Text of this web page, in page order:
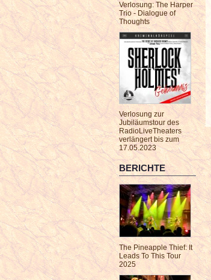
Verlosung: The Harper
Trio - Dialogue of
Thoughts
Verlosung zur
Jubiläumstour des
RadioLiveTheaters
verlängert bis zum
17.05.2023
BERICHTE
The Pineapple Thief: It
Leads To This Tour
2025